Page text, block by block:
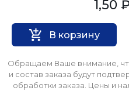
1,50
В корзину
Обращаем Ваше внимание,
и состав заказа будут
обработки заказа. Цены и